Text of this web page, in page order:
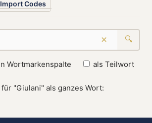
Import Codes
× 🔍
Wortmarkenspalte als Teilwort
"Giulani" als ganzes Wort: